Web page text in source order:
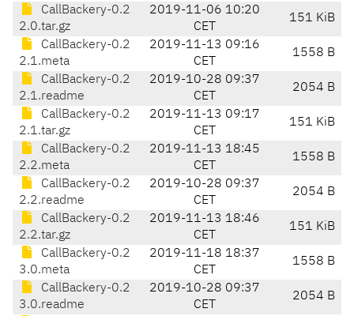
CallBackery-0.2
2.0.tar.gz
2019-11-06 10:20
CET
151 KiB
CallBackery-0.2
2.1.meta
2019-11-13 09:16
CET
1558 B
CallBackery-0.2
2.1.readme
2019-10-28 09:37
CET
2054 B
CallBackery-0.2
2.1.tar.gz
2019-11-13 09:17
CET
151 KiB
CallBackery-0.2
2.2.meta
2019-11-13 18:45
CET
1558 B
CallBackery-0.2
2.2.readme
2019-10-28 09:37
CET
2054 B
CallBackery-0.2
2.2.tar.gz
2019-11-13 18:46
CET
151 KiB
CallBackery-0.2
3.0.meta
2019-11-18 18:37
CET
1558 B
CallBackery-0.2
3.0.readme
2019-10-28 09:37
CET
2054 B